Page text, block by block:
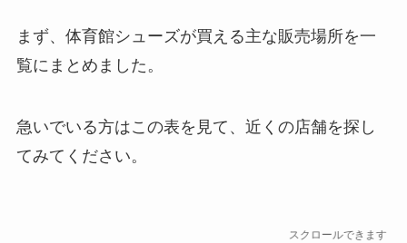
まず、体育館シューズが買える主な販売場所を一
覧にまとめました。
急いでいる方はこの表を見て、近くの店舗を探し
てみてください。
スクロールできます